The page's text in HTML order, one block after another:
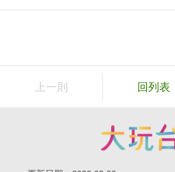
全台第一座高架車站，遠眺火焰山
此次旅程第一站將來到泰安火車站
第一座高架化的車站。正因為他高
上一則 回列表